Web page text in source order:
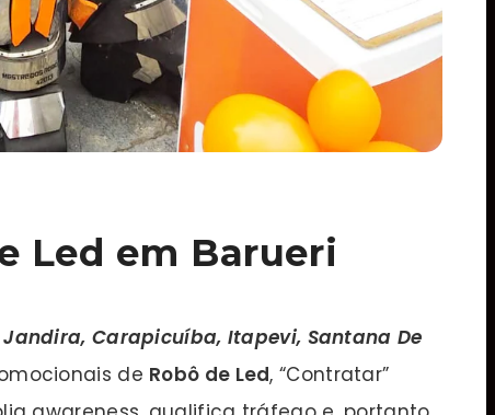
Led em Barueri
Jandira, Carapicuíba, Itapevi, Santana De
de Robô de Led, “Contratar”